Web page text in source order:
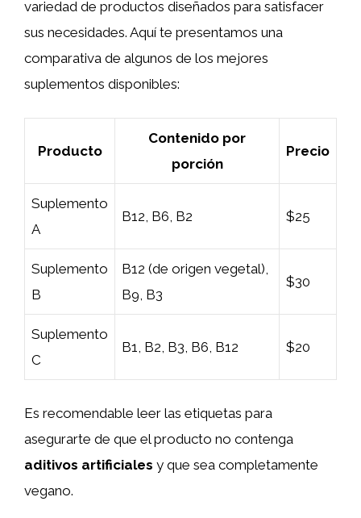
variedad de productos diseñados para satisfacer
sus necesidades. Aquí te presentamos una
comparativa de algunos de los mejores
suplementos disponibles:
Producto
Contenido por
porción
Precio
Suplemento
A
B12, B6, B2 $25
Suplemento
B
B12 (de origen vegetal),
B9, B3
$30
Suplemento
C
B1, B2, B3, B6, B12 $20
Es recomendable leer las etiquetas para
asegurarte de que el producto no contenga
aditivos artificiales y que sea completamente
vegano.